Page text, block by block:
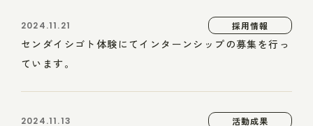
2024.11.21 採用情報
センダイシゴト体験にてインターンシップの募集を行っ
ています。
2024.11.13 活動成果